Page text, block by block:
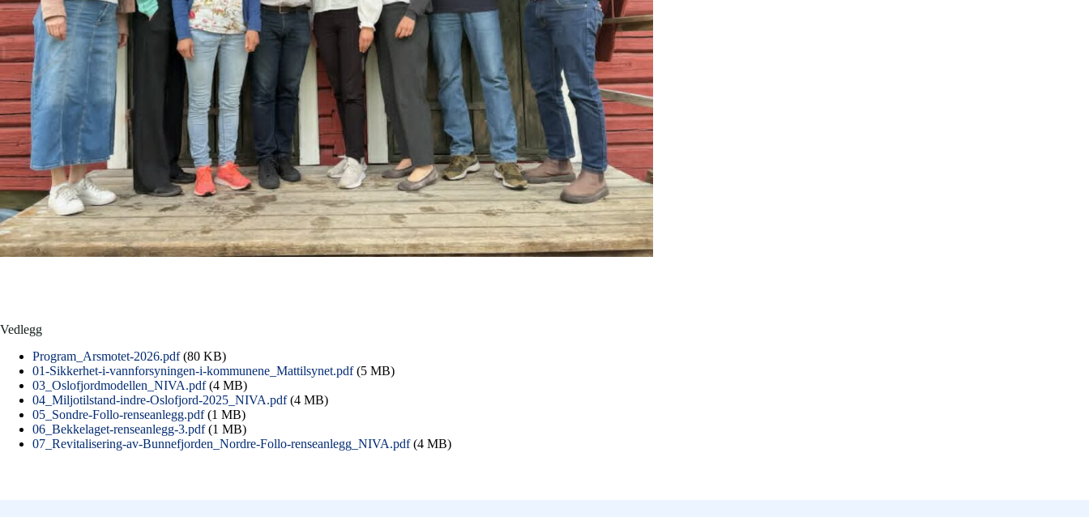
Vedlegg
Program_Arsmotet-2026.pdf (80 KB)
01-Sikkerhet-i-vannforsyningen-i-kommunene_Mattilsynet.pdf (5 MB)
03_Oslofjordmodellen_NIVA.pdf (4 MB)
04_Miljotilstand-indre-Oslofjord-2025_NIVA.pdf (4 MB)
05_Sondre-Follo-renseanlegg.pdf (1 MB)
06_Bekkelaget-renseanlegg-3.pdf (1 MB)
07_Revitalisering-av-Bunnefjorden_Nordre-Follo-renseanlegg_NIVA.pdf (4 MB)